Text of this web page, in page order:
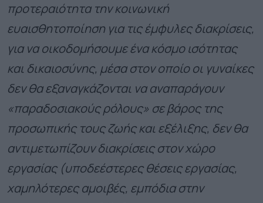
προτεραιότητα την κοινωνική
ευαισθητοποίηση για τις έμφυλες διακρίσεις,
για να οικοδομήσουμε ένα κόσμο ισότητας
και δικαιοσύνης, μέσα στον οποίο οι γυναίκες
δεν θα εξαναγκάζονται να αναπαράγουν
«παραδοσιακούς ρόλους» σε βάρος της
προσωπικής τους ζωής και εξέλιξης, δεν θα
αντιμετωπίζουν διακρίσεις στον χώρο
εργασίας (υποδεέστερες θέσεις εργασίας,
χαμηλότερες αμοιβές, εμπόδια στην